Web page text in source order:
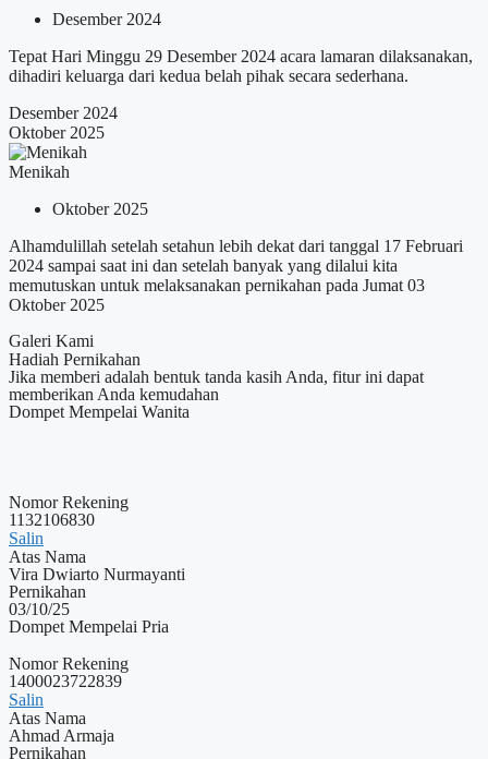
Desember 2024
Tepat Hari Minggu 29 Desember 2024 acara lamaran dilaksanakan,
dihadiri keluarga dari kedua belah pihak secara sederhana.
Desember 2024
Oktober 2025
Menikah
Oktober 2025
Alhamdulillah setelah setahun lebih dekat dari tanggal 17 Februari
2024 sampai saat ini dan setelah banyak yang dilalui kita
memutuskan untuk melaksanakan pernikahan pada Jumat 03
Oktober 2025
Galeri Kami
Hadiah Pernikahan
Jika memberi adalah bentuk tanda kasih Anda, fitur ini dapat
memberikan Anda kemudahan
Dompet Mempelai Wanita
Nomor Rekening
1132106830
Salin
Atas Nama
Vira Dwiarto Nurmayanti
Pernikahan
03/10/25
Dompet Mempelai Pria
Nomor Rekening
1400023722839
Salin
Atas Nama
Ahmad Armaja
Pernikahan